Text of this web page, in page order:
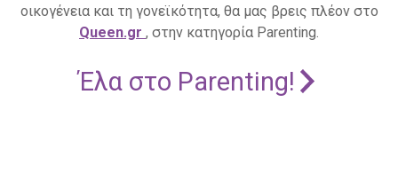
οικογένεια και τη γονεϊκότητα, θα μας βρεις πλέον στο
Queen.gr , στην κατηγορία Parenting.
Έλα στο Parenting!